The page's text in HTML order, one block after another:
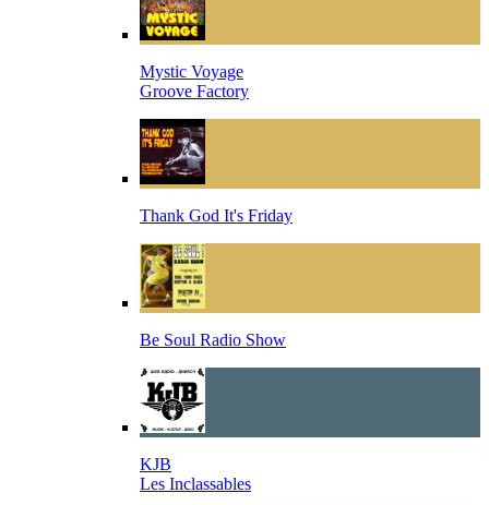
Mystic Voyage
Groove Factory
Thank God It's Friday
Be Soul Radio Show
KJB
Les Inclassables